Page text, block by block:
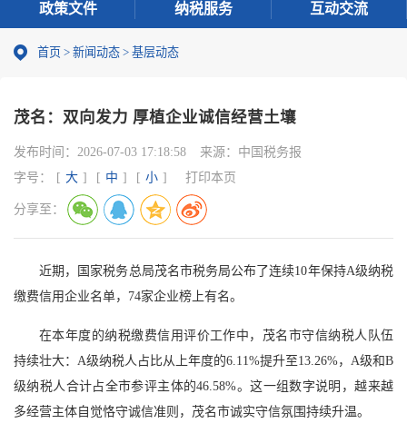
政策文件 纳税服务 互动交流
首页 > 新闻动态 > 基层动态
茂名：双向发力 厚植企业诚信经营土壤
发布时间： 2026-07-03 17:18:58 来源： 中国税务报
字号：
[ 大 ] [ 中 ] [ 小 ] 打印本页
分享至：
近期，国家税务总局茂名市税务局公布了连续10年保持A级纳税
缴费信用企业名单，74家企业榜上有名。
在本年度的纳税缴费信用评价工作中，茂名市守信纳税人队伍
持续壮大：A级纳税人占比从上年度的6.11%提升至13.26%，A级和B
级纳税人合计占全市参评主体的46.58%。这一组数字说明，越来越
多经营主体自觉恪守诚信准则，茂名市诚实守信氛围持续升温。